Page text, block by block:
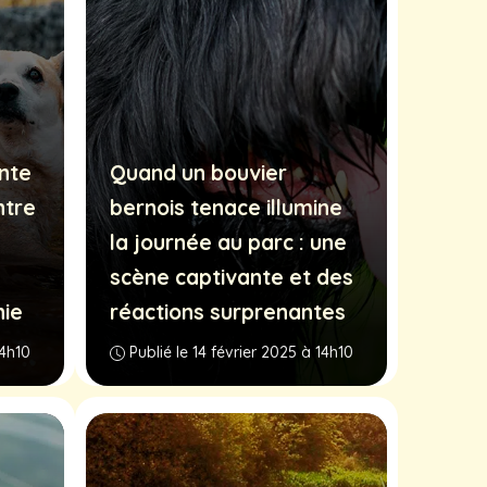
Quand un bouvier
bernois tenace illumine
la journée au parc : une
scène captivante et des
réactions surprenantes
Publié le 14 février 2025 à 14h10